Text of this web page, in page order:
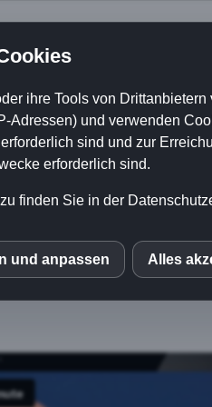
deine
Joghurt,
energiegeladen
ihre Tools von
Adressen) und verwenden
sind und zur
erforderlich sind.
finden Sie in der
und anpassen Alles